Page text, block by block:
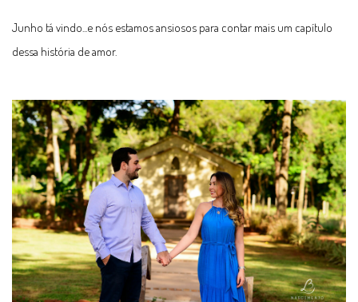
Junho tá vindo...e nós estamos ansiosos para contar mais um capítulo
dessa história de amor.